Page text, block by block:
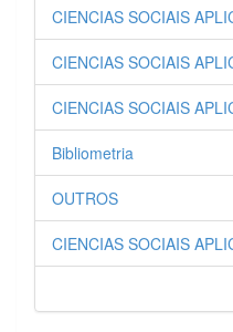
CIENCIAS SOCIAIS
CIENCIAS SOCIAIS
CIENCIAS SOCIAIS
Bibliometria
OUTROS
CIENCIAS SOCIAIS